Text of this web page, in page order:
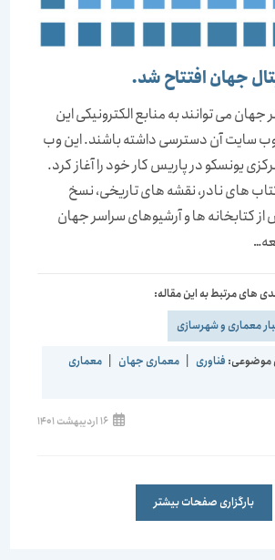
جهان افتتاح شد.
می توانند به منابع الکترونیکی این
سایت آن دسترسی داشته باشند. این وب‌
یونسكو در پاریس كار خود را آغاز کرد.
‌های نادر، نقشه‌ های تاریخی، نسخ
كتابخانه ‌ها و آرشیوهای سراسر جهان
مرتبط به این مقاله:
و شهرسازی
فناوری | معماری جهان |
معماری
نوشته
منتشر
16 اردیبهشت 1401
بارگزاری صفحات بیشتر